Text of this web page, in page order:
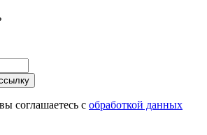
соглашаетесь с обработкой данных